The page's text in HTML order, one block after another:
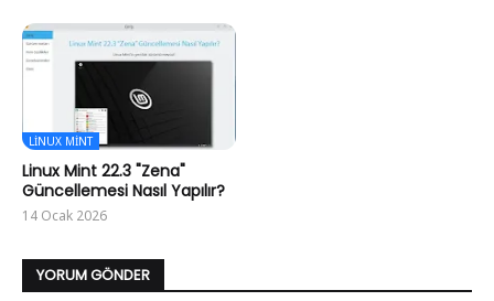
LINUX MINT
Linux Mint 22.3 "Zena"
Güncellemesi Nasıl Yapılır?
14 Ocak 2026
YORUM GÖNDER